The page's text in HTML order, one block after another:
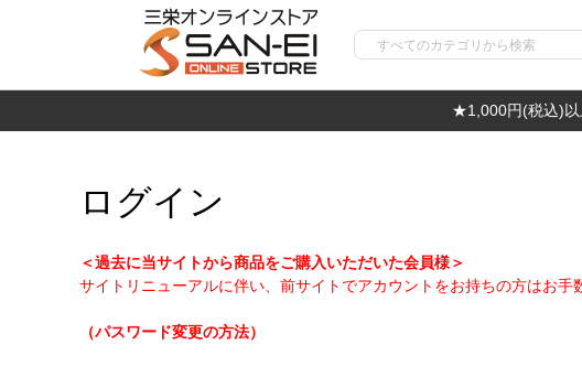
★1,000円(税込)
ログイン
＜過去に当サイトから商品をご購入いただいた会員様＞
サイトリニューアルに伴い、前サイトでアカウントをお持ちの方はお手
（パスワード変更の方法）